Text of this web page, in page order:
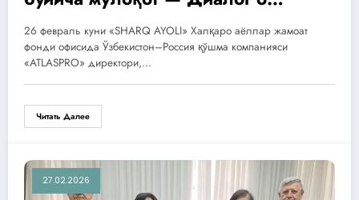
проектах женского здоровья
26 февраль куни «SHARQ AYOLI» Халқаро аёллар жамоат
фонди офисида Ўзбекистон–Россия қўшма компанияси
«ATLASPRO» директори,…
Читать Далее
27.02.2026